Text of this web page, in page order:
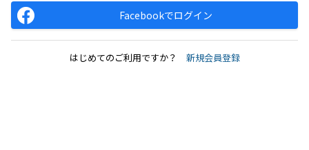
Facebookでログイン
はじめてのご利用ですか？ 新規会員登録